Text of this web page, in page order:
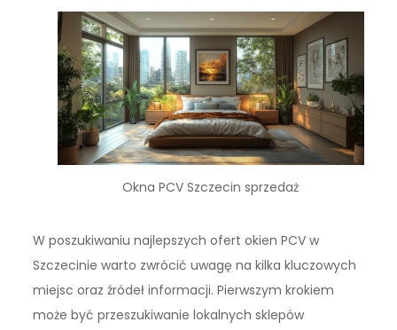
Okna PCV Szczecin sprzedaż
W poszukiwaniu najlepszych ofert okien PCV w
Szczecinie warto zwrócić uwagę na kilka kluczowych
miejsc oraz źródeł informacji. Pierwszym krokiem
może być przeszukiwanie lokalnych sklepów